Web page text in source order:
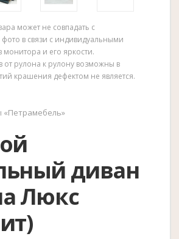
может не совпадать с
в связи с индивидуальными
монитора и его яркости.
от рулона к рулону возможны в
крашения дефектом не является.
«Петрамебель»
диван
Люкс